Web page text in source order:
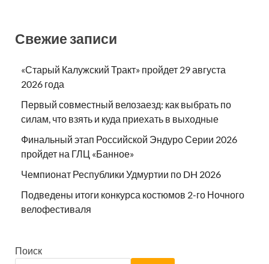
Свежие записи
«Старый Калужский Тракт» пройдет 29 августа
2026 года
Первый совместный велозаезд: как выбрать по
силам, что взять и куда приехать в выходные
Финальный этап Российской Эндуро Серии 2026
пройдет на ГЛЦ «Банное»
Чемпионат Республики Удмуртии по DH 2026
Подведены итоги конкурса костюмов 2-го Ночного
велофестиваля
Поиск